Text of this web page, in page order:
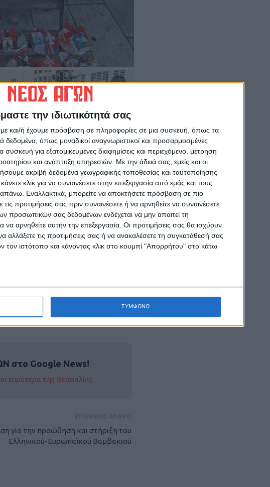
την ιδιωτικότητά σας
και/ή έχουμε πρόσβαση σε πληροφορίες σε μια συσκευή, όπως τα
όπως μοναδικοί αναγνωριστικοί και προσαρμοσμένες
για εξατομικευμένες διαφημίσεις και περιεχόμενο, μέτρηση
και ανάπτυξη υπηρεσιών. Με την άδειά σας, εμείς και οι
ακριβή δεδομένα γεωγραφικής τοποθεσίας και ταυτοποίησης
κλικ για να συναινέσετε στην επεξεργασία από εμάς και τους
Εναλλακτικά, μπορείτε να αποκτήσετε πρόσβαση σε πιο
προτιμήσεις σας πριν συναινέσετε ή να αρνηθείτε να συναινέσετε.
προσωπικών σας δεδομένων ενδέχεται να μην απαιτεί τη
αρνηθείτε αυτήν την επεξεργασία. Οι προτιμήσεις σας θα ισχύουν
αλλάξετε τις προτιμήσεις σας ή να ανακαλέσετε τη συγκατάθεσή σας
τον ιστότοπο και κάνοντας κλικ στο κουμπί "Απορρήτου" στο κάτω
ΣΥΜΦΩΝΩ
στο Google News!
ευρύτερα της Θεσσαλίας
για την προώθηση και στήριξη του
Ελληνικού-Ευρωπαϊκού Βαμβακιού